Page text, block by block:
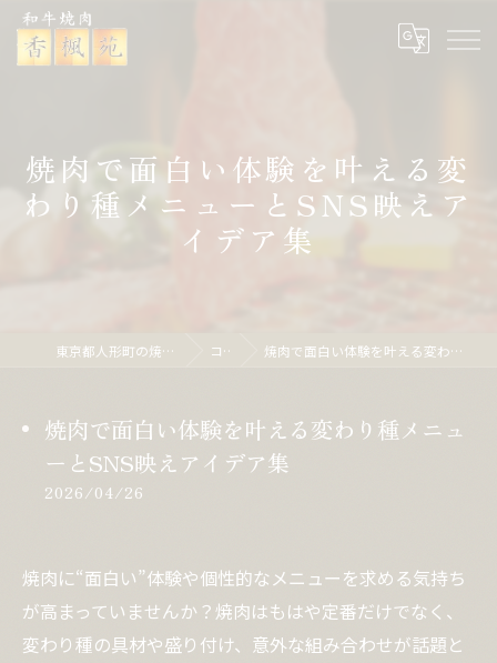
焼肉で面白い体験を叶える変
わり種メニューとSNS映えア
イデア集
東京都人形町の焼肉なら焼肉 香楓苑 コラム 焼肉で面白い体験を叶える変わり種メニューとSNS映えアイデア集
焼肉で面白い体験を叶える変わり種メニュ
ーとSNS映えアイデア集
2026/04/26
焼肉に“面白い”体験や個性的なメニューを求める気持ち
が高まっていませんか？焼肉はもはや定番だけでなく、
変わり種の具材や盛り付け、意外な組み合わせが話題と